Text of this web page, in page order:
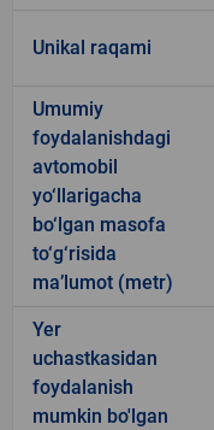
Unikal raqami
Umumiy
foydalanishdagi
avtomobil
yo‘llarigacha
bo‘lgan masofa
to‘g‘risida
ma’lumot (metr)
Yer
uchastkasidan
foydalanish
mumkin bo'lgan